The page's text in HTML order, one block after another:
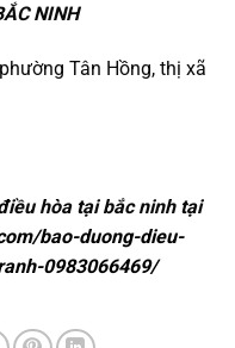
NINH
Tân Hồng, thị xã
hòa tại bắc ninh tại
bao-duong-dieu-
0983066469/